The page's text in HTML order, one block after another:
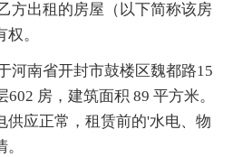
方出租的房屋（以下简称该房
。
河南省开封市鼓楼区魏都路15
房，建筑面积 89 平方米。
供应正常，租赁前的'水电、物